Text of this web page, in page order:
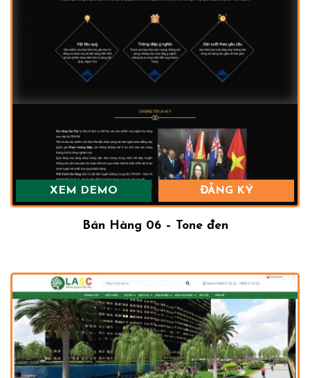
XEM DEMO ĐĂNG KÝ
Bán Hàng 06 – Tone đen